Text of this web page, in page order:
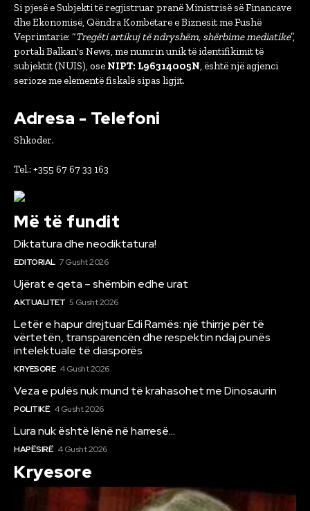
Si pjesë e Subjekti të regjistruar pranë Ministrisë së Financave
dhe Ekonomisë, Qëndra Kombëtare e Biznesit me Fushë
Veprimtarie: “Tregëti artikuj të ndryshëm, shërbime mediatike”,
portali Balkan's News, me numrin unik të identifikimit të
subjektit (NUIS), ose NIPT: L96314005N , është një agjenci
serioze me elementë fiskalë sipas ligjit.
Adresa - Telefoni
Shkoder.
Tel.: +355 67 67 33 163
Më të fundit
Diktatura dhe neodiktatura!
EDITORIAL 7 Gusht 2026
Ujërat e qeta – shëmbin edhe urat
AKTUALITET 5 Gusht 2026
Letër e hapur drejtuar Edi Ramës: një thirrje për të
vërtetën, transparencën dhe respektin ndaj punës
intelektuale të diasporës
KRYESORE 4 Gusht 2026
Veza e pulës nuk mund të krahasohet me Dinosaurin
POLITIKË 4 Gusht 2026
Lura nuk është lënë në harresë…
HAPËSIRË 4 Gusht 2026
Kryesore